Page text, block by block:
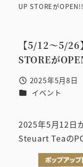
UP STOREがOPEN!!
【5/12～5/
STOREが
投稿日
2025年5月8日
カテゴリー
イベント
2025年5月12日
Steuart Teaの